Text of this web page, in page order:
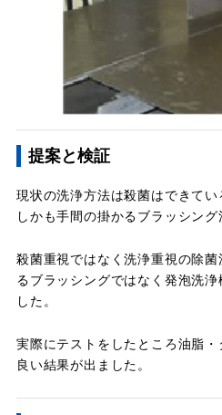
提案と検証
現状の洗浄方法は殺菌はできてい
しかも手間の掛かるブラッシング
殺菌重視ではなく洗浄重視の除
るブラッシングではなく発泡洗
した。
実際にテストをしたところ油脂
良い結果が出ました。